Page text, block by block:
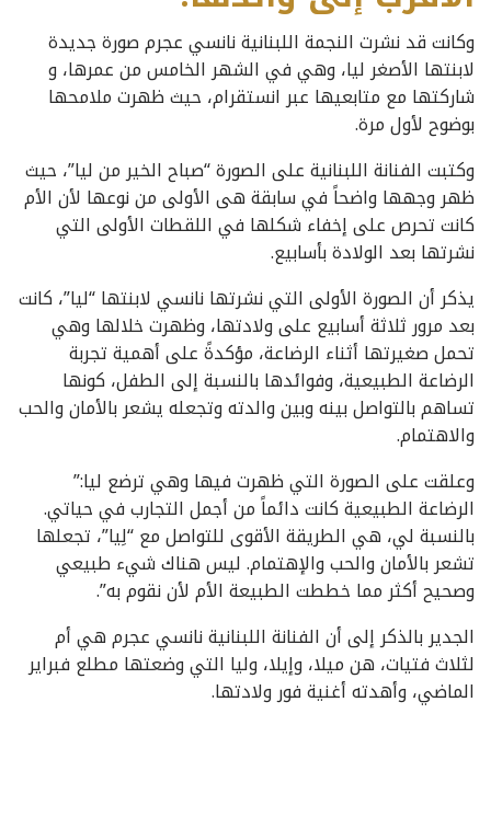
وكانت قد نشرت النجمة اللبنانية نانسي عجرم صورة جديدة
لابنتها الأصغر ليا، وهي في الشهر الخامس من عمرها، و
شاركتها مع متابعيها عبر انستقرام، حيث ظهرت ملامحها
بوضوح لأول مرة.
وكتبت الفنانة اللبنانية على الصورة “صباح الخير من ليا”، حيث
ظهر وجهها واضحاً في سابقة هى الأولى من نوعها لأن الأم
كانت تحرص على إخفاء شكلها في اللقطات الأولى التي
نشرتها بعد الولادة بأسابيع.
يذكر أن الصورة الأولى التي نشرتها نانسي لابنتها “ليا”، كانت
بعد مرور ثلاثة أسابيع على ولادتها، وظهرت ‏خلالها وهي
تحمل صغيرتها أثناء الرضاعة، مؤكدةً على أهمية تجربة
الرضاعة الطبيعية، وفوائدها بالنسبة إلى ‏الطفل، كونها
تساهم بالتواصل بينه وبين والدته وتجعله يشعر بالأمان والحب
والاهتمام‎.
وعلقت على الصورة التي ظهرت فيها وهي ترضع ليا:”
الرضاعة الطبيعية كانت دائماً من أجمل التجارب في حياتي.
بالنسبة لي، هي الطريقة الأقوى للتواصل مع “لِيا”، تجعلها
تشعر بالأمان والحب والإهتمام. ليس هناك شيء طبيعي
وصحيح أكثر مما خططت الطبيعة الأم لأن نقوم به”.
الجدير بالذكر إلى أن الفنانة اللبنانية نانسي عجرم هي أم
لثلاث فتيات، هن ميلا، وإيلا، وليا التي وضعتها مطلع فبراير
‏الماضي، وأهدته أغنية فور ولادتها.‏